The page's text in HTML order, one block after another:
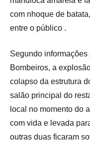
com nhoque de
entre o público .
Segundo
Bombeiros, a
colapso da estrutura
salão principal do
local no momento do
com vida e levada
outras duas ficaram